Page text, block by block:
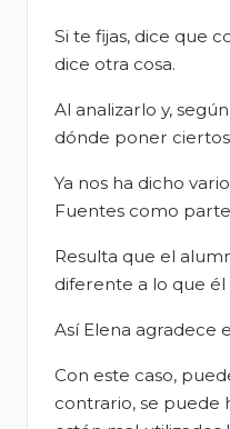
Si te fijas, dice que
dice otra cosa.
Al analizarlo y,
dónde poner
Ya nos ha dicho
Fuentes como
Resulta que el
diferente a lo que
Así Elena agradece
Con este caso,
contrario, se puede